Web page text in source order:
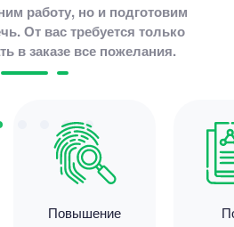
работу, но и подготовим
От вас требуется только
в заказе все пожелания.
Повышение